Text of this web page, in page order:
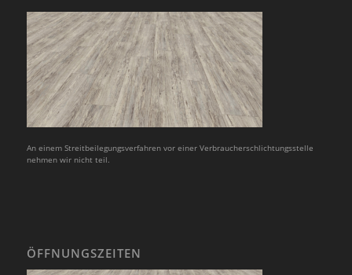
An einem Streitbeilegungsverfahren vor einer Verbraucherschlichtungsstelle
nehmen wir nicht teil.
ÖFFNUNGSZEITEN